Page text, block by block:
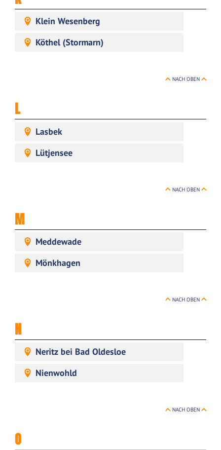
Klein Wesenberg
Köthel (Stormarn)
NACH OBEN
L
Lasbek
Lütjensee
NACH OBEN
M
Meddewade
Mönkhagen
NACH OBEN
N
Neritz bei Bad Oldesloe
Nienwohld
NACH OBEN
O